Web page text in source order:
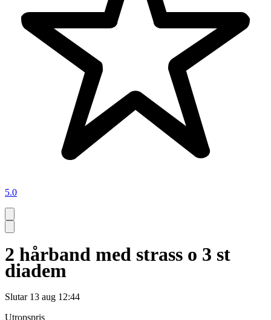
5.0
2 hårband med strass o 3 st
diadem
Slutar 13 aug 12:44
Utropspris